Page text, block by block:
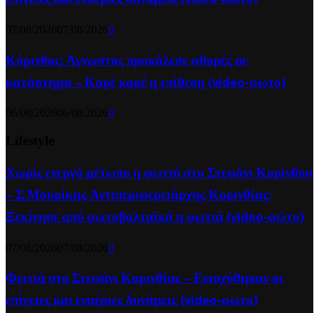
0
Κόρινθος: Άγνωστος προκάλεσε φθορές σε
κατάστημα – Καρέ καρέ η επίθεση (video-φωτο)
0
Χωρίς ενεργό μέτωπο η φωτιά στο Στεφάνι Κορίνθου
– Σ.Μουρίκης Αντιπεριφερειάρχης Κορινθίας:
Ξεκίνησε από φωτοβολταϊκά η φωτιά (video-φώτο)
0
Φωτιά στο Στεφάνι Κορινθίας – Ενισχύθηκαν οι
επίγειες και εναέριες δυνάμεις (video-φωτο)